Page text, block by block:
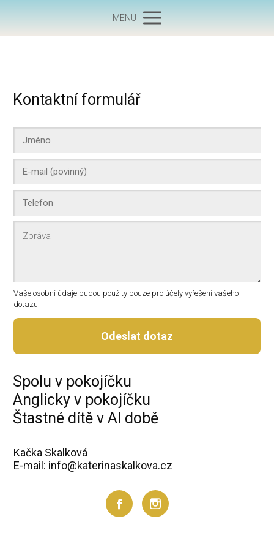
MENU
Kontaktní formulář
Vaše osobní údaje budou použity pouze pro účely vyřešení vašeho
dotazu.
Odeslat dotaz
Spolu v pokojíčku
Anglicky v pokojíčku
Štastné dítě v AI době
Kačka Skalková
E-mail: info@katerinaskalkova.cz